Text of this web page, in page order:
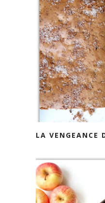
LA VENGEANCE